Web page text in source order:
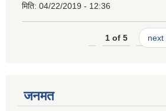
मिति: 04/22/2019 - 12:36
1 of 5 next
जनमत